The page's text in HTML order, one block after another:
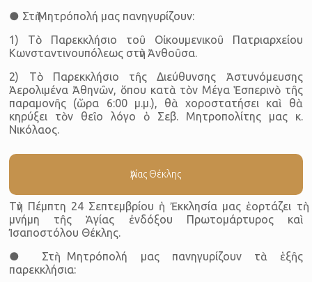
● Στὴ Μητρόπολή μας πανηγυρίζουν:
1) Τὸ Παρεκκλήσιο τοῦ Οἰκουμενικοῦ Πατριαρχείου
Κωνσταντινουπόλεως στὴν Ἀνθοῦσα.
2) Τὸ Παρεκκλήσιο τῆς Διεύθυνσης Ἀστυνόμευσης
Ἀερολιμένα Ἀθηνῶν, ὅπου κατὰ τὸν Μέγα Ἑσπερινὸ τῆς
παραμονῆς (ὥρα 6:00 μ.μ.), θὰ χοροστατήσει καὶ θὰ
κηρύξει τὸν θεῖο λόγο ὁ Σεβ. Μητροπολίτης μας κ.
Νικόλαος.
Ἁγίας Θέκλης
Τὴν Πέμπτη 24 Σεπτεμβρίου ἡ Ἐκκλησία μας ἑορτάζει τὴ
μνήμη τῆς Ἁγίας ἐνδόξου Πρωτομάρτυρος καὶ
Ἰσαποστόλου Θέκλης.
● Στὴ Μητρόπολή μας πανηγυρίζουν τὰ ἑξῆς
παρεκκλήσια: